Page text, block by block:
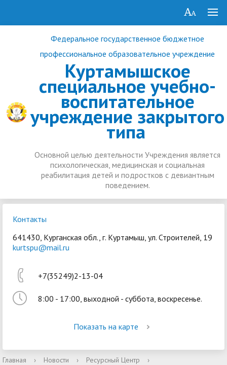
Федеральное государственное бюджетное
профессиональное образовательное учреждение
Куртамышское
специальное учебно-
воспитательное
учреждение закрытого
типа
Основной целью деятельности Учреждения является
психологическая, медицинская и социальная
реабилитация детей и подростков с девиантным
поведением.
Войти
Контакты
641430, Курганская обл., г. Куртамыш, ул. Строителей, 19
kurtspu@mail.ru
+7(35249)2-13-04
8:00 - 17:00, выходной - суббота, воскресенье.
Показать на карте
Главная › Новости › Ресурсный Центр
›